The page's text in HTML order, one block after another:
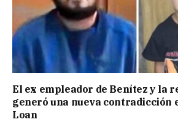
El ex empleador de Benítez y la
generó una nueva contradicción
Loan